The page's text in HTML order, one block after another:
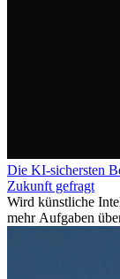
Die KI-sichersten
Zukunft gefragt
Wird künstliche
mehr Aufgaben